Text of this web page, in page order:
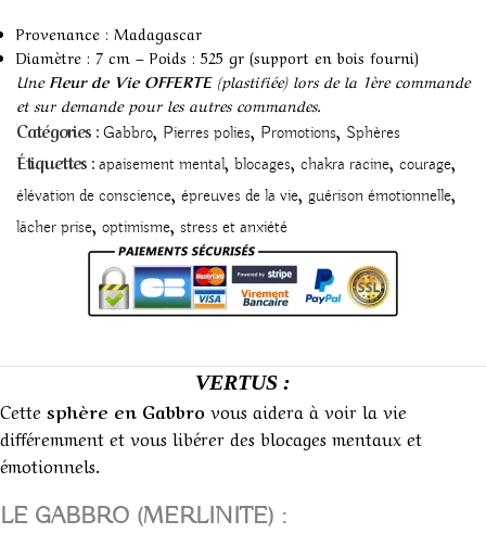
Provenance : Madagascar
Diamètre : 7 cm – Poids : 525 gr (support en bois fourni)
Une Fleur de Vie OFFERTE (plastifiée) lors de la 1ère commande
et sur demande pour les autres commandes.
Catégories : Gabbro, Pierres polies, Promotions, Sphères
Étiquettes : apaisement mental, blocages, chakra racine, courage,
élévation de conscience, épreuves de la vie, guérison émotionnelle,
lâcher prise, optimisme, stress et anxiété
VERTUS :
Cette sphère en Gabbro vous aidera à voir la vie
différemment et vous libérer des blocages mentaux et
émotionnels.
LE GABBRO (MERLINITE) :